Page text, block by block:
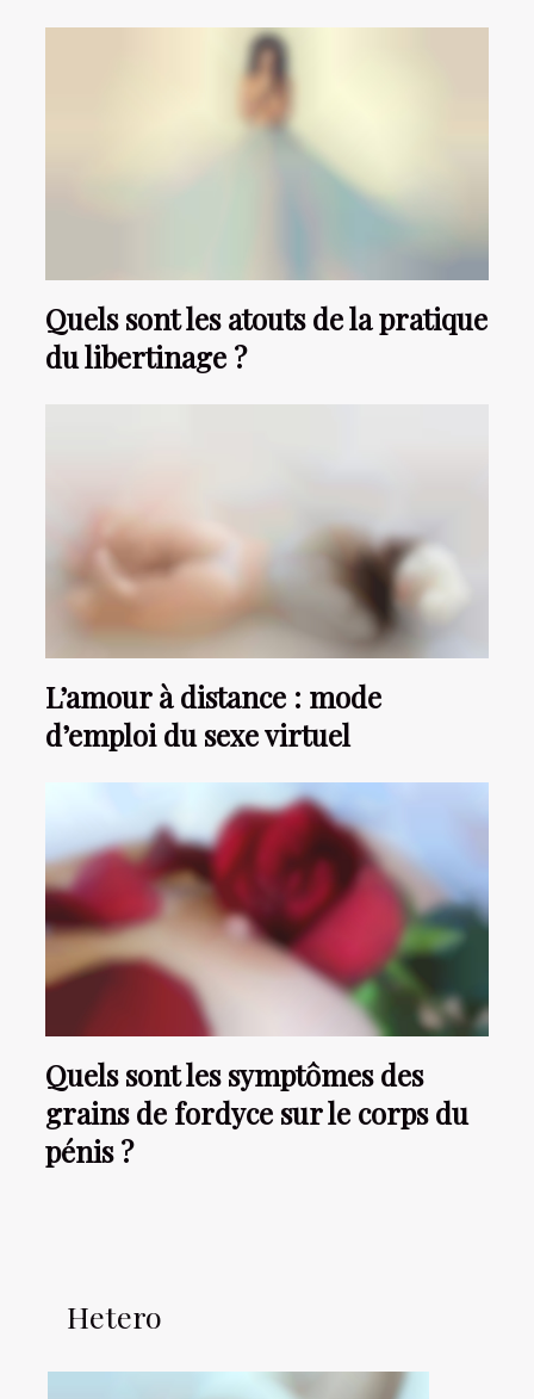
Quels sont les atouts de la pratique
du libertinage ?
L’amour à distance : mode
d’emploi du sexe virtuel
Quels sont les symptômes des
grains de fordyce sur le corps du
pénis ?
Hetero